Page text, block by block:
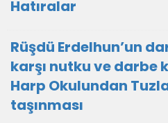
Hatıralar
Rüşdü Erdelhun’un
karşı nutku ve darbe
Harp Okulundan
taşınması